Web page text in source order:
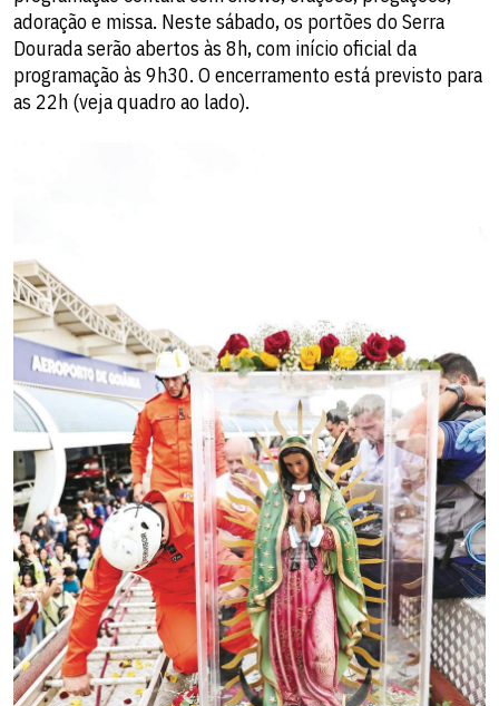
adoração e missa. Neste sábado, os portões do Serra
Dourada serão abertos às 8h, com início oficial da
programação às 9h30. O encerramento está previsto para
as 22h (veja quadro ao lado).